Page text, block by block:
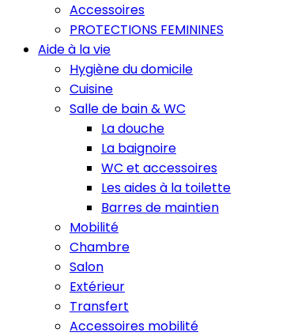
Accessoires
PROTECTIONS FEMININES
Aide à la vie
Hygiène du domicile
Cuisine
Salle de bain & WC
La douche
La baignoire
WC et accessoires
Les aides à la toilette
Barres de maintien
Mobilité
Chambre
Salon
Extérieur
Transfert
Accessoires mobilité